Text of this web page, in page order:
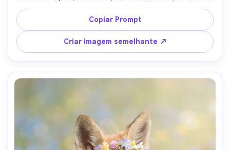
floresta de inverno pálido, iluminação de hora azul suave,
Canon R5 com 70-200mm a 135mm, congelamento de
ação, foco nítido nos olhos, movimento sutil na cauda,
grau de cor de inverno cinematográfico, ultra-realista-AR
4:5
Copiar Prompt
Criar imagem semelhante ↗